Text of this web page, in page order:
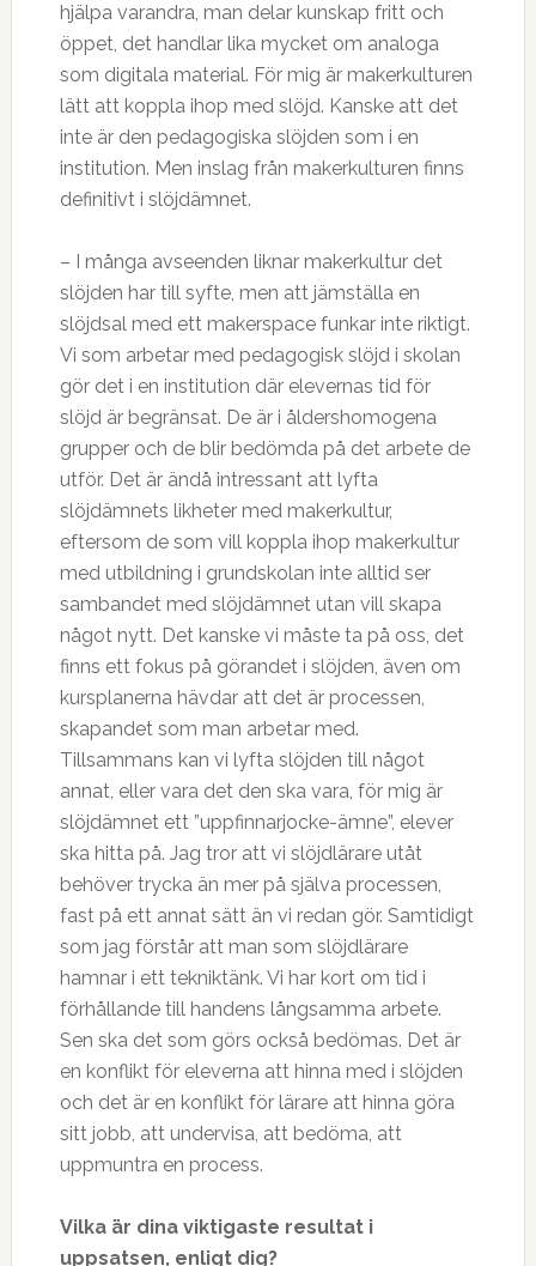
hjälpa varandra, man delar kunskap fritt och
öppet, det handlar lika mycket om analoga
som digitala material. För mig är makerkulturen
lätt att koppla ihop med slöjd. Kanske att det
inte är den pedagogiska slöjden som i en
institution. Men inslag från makerkulturen finns
definitivt i slöjdämnet.
– I många avseenden liknar makerkultur det
slöjden har till syfte, men att jämställa en
slöjdsal med ett makerspace funkar inte riktigt.
Vi som arbetar med pedagogisk slöjd i skolan
gör det i en institution där elevernas tid för
slöjd är begränsat. De är i åldershomogena
grupper och de blir bedömda på det arbete de
utför. Det är ändå intressant att lyfta
slöjdämnets likheter med makerkultur,
eftersom de som vill koppla ihop makerkultur
med utbildning i grundskolan inte alltid ser
sambandet med slöjdämnet utan vill skapa
något nytt. Det kanske vi måste ta på oss, det
finns ett fokus på görandet i slöjden, även om
kursplanerna hävdar att det är processen,
skapandet som man arbetar med.
Tillsammans kan vi lyfta slöjden till något
annat, eller vara det den ska vara, för mig är
slöjdämnet ett ”uppfinnarjocke-ämne”, elever
ska hitta på. Jag tror att vi slöjdlärare utåt
behöver trycka än mer på själva processen,
fast på ett annat sätt än vi redan gör. Samtidigt
som jag förstår att man som slöjdlärare
hamnar i ett tekniktänk. Vi har kort om tid i
förhållande till handens långsamma arbete.
Sen ska det som görs också bedömas. Det är
en konflikt för eleverna att hinna med i slöjden
och det är en konflikt för lärare att hinna göra
sitt jobb, att undervisa, att bedöma, att
uppmuntra en process.
Vilka är dina viktigaste resultat i
uppsatsen, enligt dig?